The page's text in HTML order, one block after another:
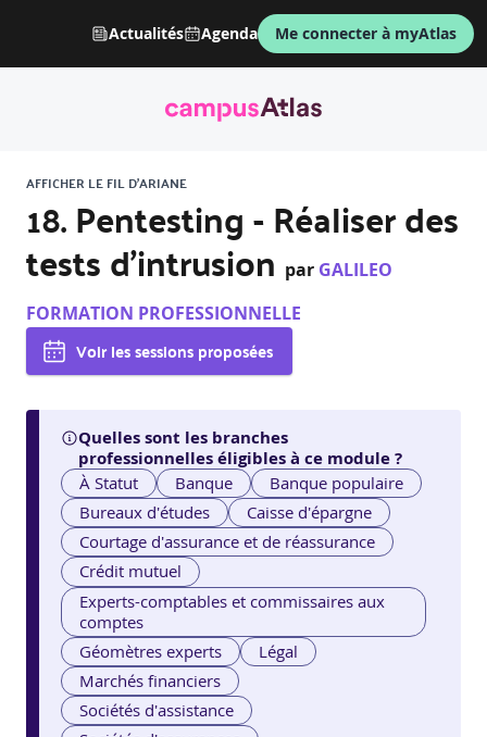
Actualités Agenda Me connecter à myAtlas
AFFICHER LE FIL D'ARIANE
18. Pentesting - Réaliser des
tests d'intrusion par GALILEO
FORMATION PROFESSIONNELLE
Voir les sessions proposées
Quelles sont les branches
professionnelles éligibles à ce module ?
À Statut Banque
Banque populaire
Bureaux d'études
Caisse d'épargne
Courtage d'assurance et de réassurance
Crédit mutuel
Experts-comptables et commissaires aux
comptes
Géomètres experts
Légal
Marchés financiers
Sociétés d'assistance